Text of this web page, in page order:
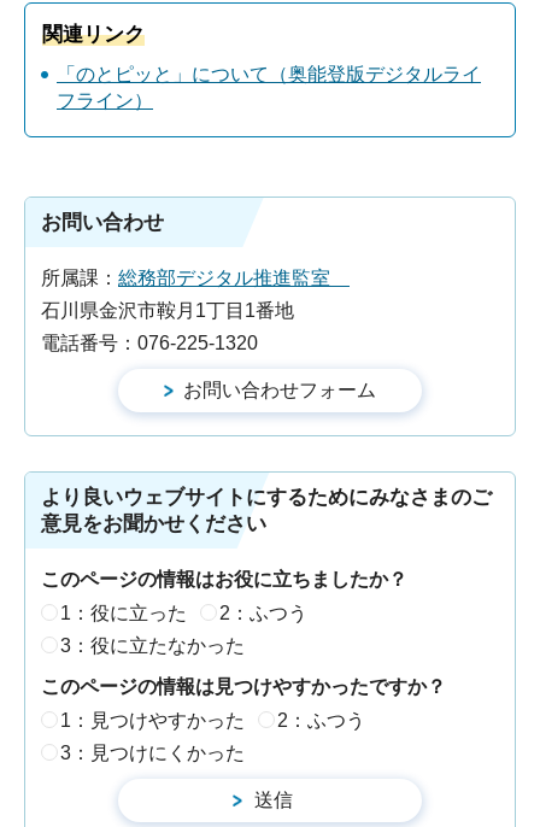
関連リンク
「のとピッと」について（奥能登版デジタルライ
フライン）
お問い合わせ
所属課： 総務部デジタル推進監室
石川県金沢市鞍月1丁目1番地
電話番号：076-225-1320
より良いウェブサイトにするためにみなさまのご
意見をお聞かせください
このページの情報はお役に立ちましたか？
1：役に立った
2：ふつう
3：役に立たなかった
このページの情報は見つけやすかったですか？
1：見つけやすかった
2：ふつう
3：見つけにくかった